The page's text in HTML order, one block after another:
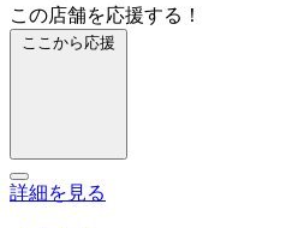
この店舗を応援する！
ここから応援
詳細を見る